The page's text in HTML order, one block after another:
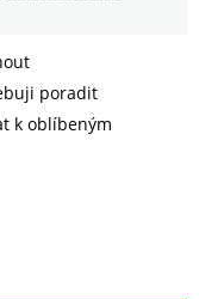
poradit
k oblíbeným